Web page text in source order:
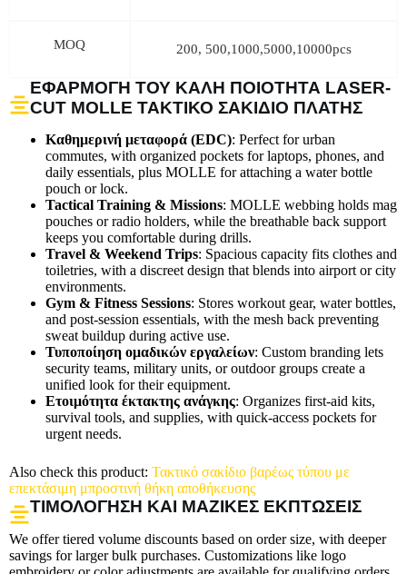
MOQ 200, 500,1000,5000,10000pcs
ΕΦΑΡΜΟΓΉ ΤΟΥ ΚΑΛΉ ΠΟΙΌΤΗΤΑ LASER-
CUT MOLLE ΤΑΚΤΙΚΌ ΣΑΚΊΔΙΟ ΠΛΆΤΗΣ
Καθημερινή μεταφορά (EDC): Perfect for urban
commutes, with organized pockets for laptops, phones, and
daily essentials, plus MOLLE for attaching a water bottle
pouch or lock.
Tactical Training & Missions: MOLLE webbing holds mag
pouches or radio holders, while the breathable back support
keeps you comfortable during drills.
Travel & Weekend Trips: Spacious capacity fits clothes and
toiletries, with a discreet design that blends into airport or city
environments.
Gym & Fitness Sessions: Stores workout gear, water bottles,
and post-session essentials, with the mesh back preventing
sweat buildup during active use.
Τυποποίηση ομαδικών εργαλείων: Custom branding lets
security teams, military units, or outdoor groups create a
unified look for their equipment.
Ετοιμότητα έκτακτης ανάγκης: Organizes first-aid kits,
survival tools, and supplies, with quick-access pockets for
urgent needs.
Also check this product: Τακτικό σακίδιο βαρέως τύπου με
επεκτάσιμη μπροστινή θήκη αποθήκευσης
ΤΙΜΟΛΌΓΗΣΗ ΚΑΙ ΜΑΖΙΚΈΣ ΕΚΠΤΏΣΕΙΣ
We offer tiered volume discounts based on order size, with deeper
savings for larger bulk purchases. Customizations like logo